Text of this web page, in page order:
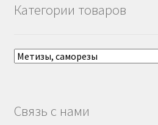
Категории товаров
Связь с нами